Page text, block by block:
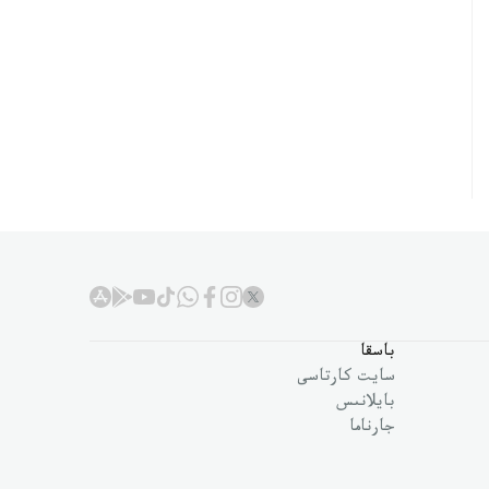
باسقا
سايت كارتاسى
بايلانىس
جارناما